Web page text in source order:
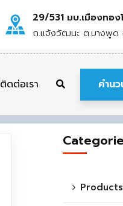
29/531 มบ.เมืองทอ
ถ.แจ้งวัฒนะ ต.บางพูด
ติดต่อเรา คำน
Products